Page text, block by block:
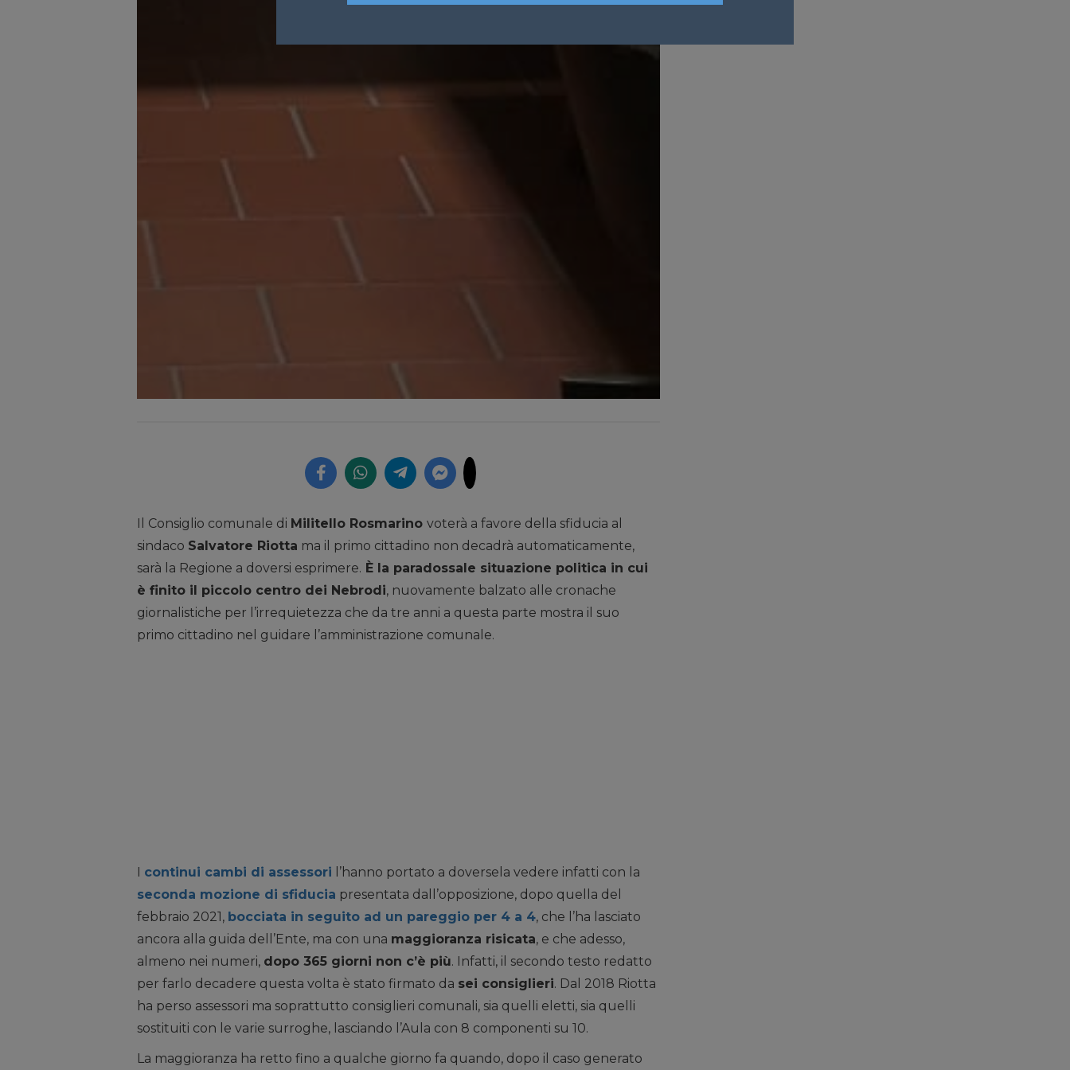
Il Consiglio comunale di Militello Rosmarino voterà a favore della sfiducia al
sindaco Salvatore Riotta ma il primo cittadino non decadrà automaticamente,
sarà la Regione a doversi esprimere. È la paradossale situazione politica in cui
è finito il piccolo centro dei Nebrodi, nuovamente balzato alle cronache
giornalistiche per l’irrequietezza che da tre anni a questa parte mostra il suo
primo cittadino nel guidare l’amministrazione comunale.
I continui cambi di assessori l’hanno portato a doversela vedere infatti con la
seconda mozione di sfiducia presentata dall’opposizione, dopo quella del
febbraio 2021, bocciata in seguito ad un pareggio per 4 a 4, che l’ha lasciato
ancora alla guida dell’Ente, ma con una maggioranza risicata, e che adesso,
almeno nei numeri, dopo 365 giorni non c’è più. Infatti, il secondo testo redatto
per farlo decadere questa volta è stato firmato da sei consiglieri. Dal 2018 Riotta
ha perso assessori ma soprattutto consiglieri comunali, sia quelli eletti, sia quelli
sostituiti con le varie surroghe, lasciando l’Aula con 8 componenti su 10.
La maggioranza ha retto fino a qualche giorno fa quando, dopo il caso generato